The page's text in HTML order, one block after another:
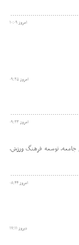
امروز ۱۰:۰۹
امروز ۰۹:۲۵
امروز ۰۹:۲۳
توسعه فرهنگ ورزش،
امروز ۰۸:۴۴
دیروز ۱۷:۱۱